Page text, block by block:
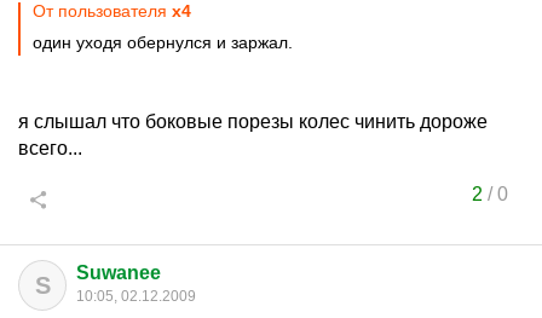
От пользователя x4
один уходя обернулся и заржал.
я слышал что боковые порезы колес чинить дороже
всего...
2 /0
S Suwanee
10:05, 02.12.2009